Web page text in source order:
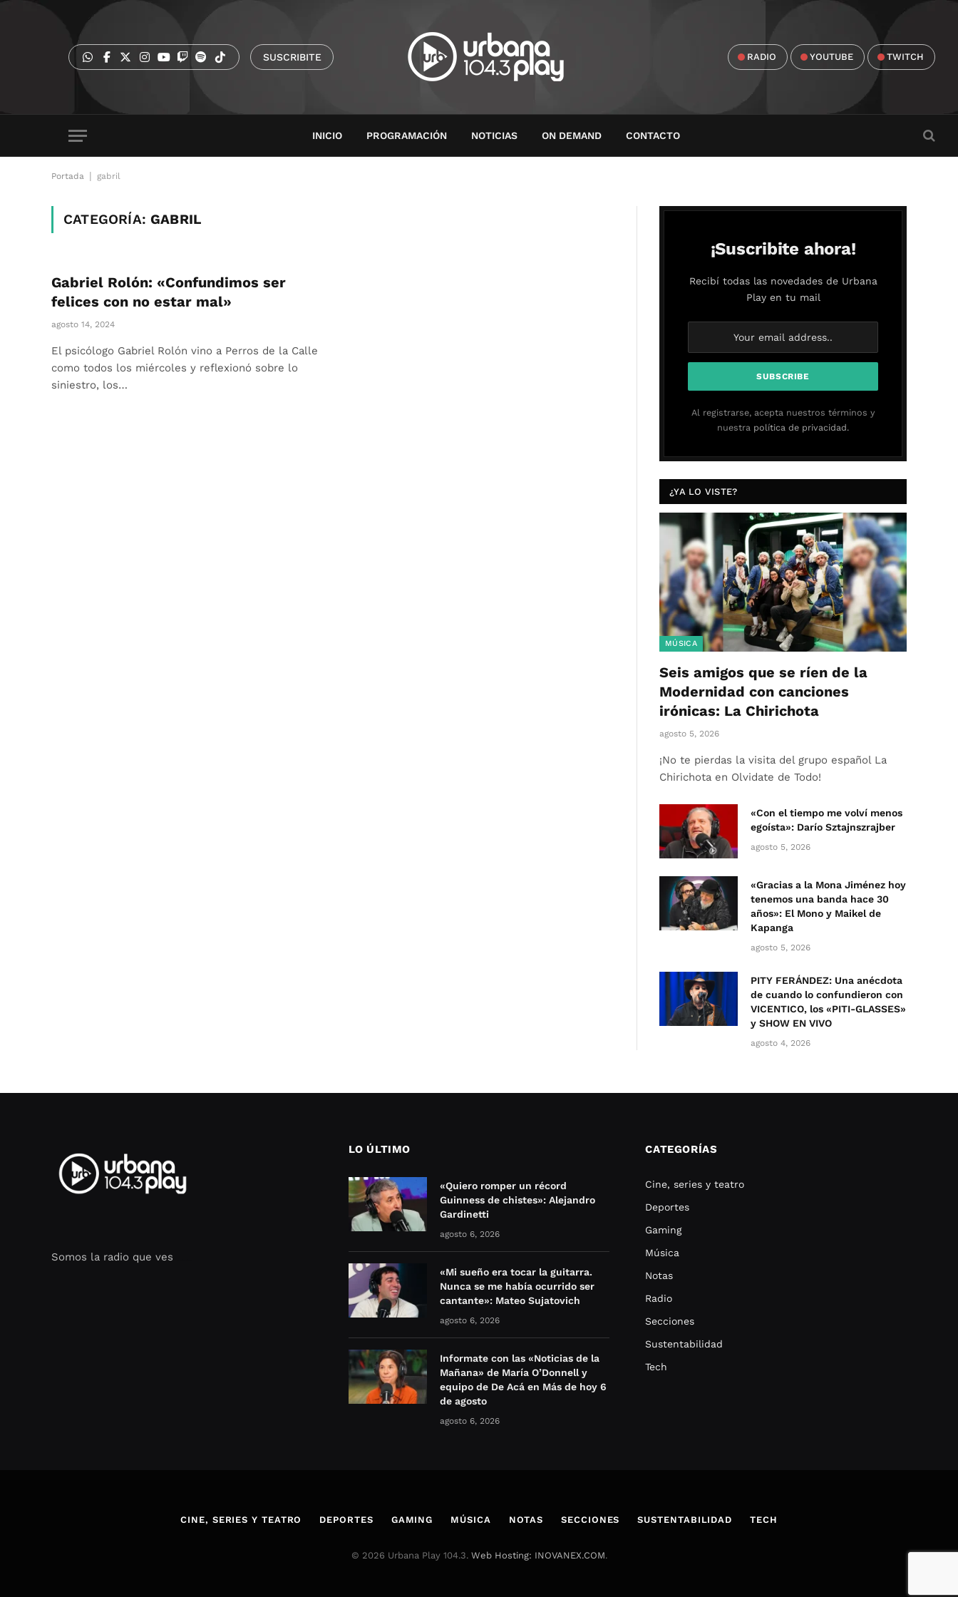
SUSCRIBITE RADIO YOUTUBE TWITCH
INICIO PROGRAMACIÓN NOTICIAS ON DEMAND CONTACTO
Portada gabril
CATEGORÍA:GABRIL
Gabriel Rolón: «Confundimos ser
felices con no estar mal»
agosto 14, 2024
El psicólogo Gabriel Rolón vino a Perros de la Calle
como todos los miércoles y reflexionó sobre lo
siniestro, los…
¡Suscribite ahora!
Recibí todas las novedades de Urbana
Play en tu mail
Al registrarse, acepta nuestros términos y
nuestra política de privacidad.
¿YA LO VISTE?
MÚSICA
Seis amigos que se ríen de la
Modernidad con canciones
irónicas: La Chirichota
agosto 5, 2026
¡No te pierdas la visita del grupo español La
Chirichota en Olvidate de Todo!
«Con el tiempo me volví menos
egoísta»: Darío Sztajnszrajber
agosto 5, 2026
«Gracias a la Mona Jiménez hoy
tenemos una banda hace 30
años»: El Mono y Maikel de
Kapanga
agosto 5, 2026
PITY FERÁNDEZ: Una anécdota
de cuando lo confundieron con
VICENTICO, los «PITI-GLASSES»
y SHOW EN VIVO
agosto 4, 2026
Somos la radio que ves
LO ÚLTIMO
«Quiero romper un récord
Guinness de chistes»: Alejandro
Gardinetti
agosto 6, 2026
«Mi sueño era tocar la guitarra.
Nunca se me había ocurrido ser
cantante»: Mateo Sujatovich
agosto 6, 2026
Informate con las «Noticias de la
Mañana» de María O’Donnell y
equipo de De Acá en Más de hoy 6
de agosto
agosto 6, 2026
CATEGORÍAS
Cine, series y teatro
Deportes
Gaming
Música
Notas
Radio
Secciones
Sustentabilidad
Tech
CINE, SERIES Y TEATRO DEPORTES GAMING MÚSICA NOTAS SECCIONES SUSTENTABILIDAD TECH
© 2026 Urbana Play 104.3. Web Hosting: INOVANEX.COM.